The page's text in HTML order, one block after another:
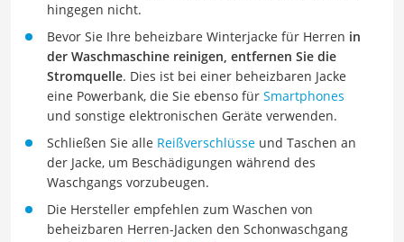
hingegen nicht.
Bevor Sie Ihre beheizbare Winterjacke für Herren in
der Waschmaschine reinigen, entfernen Sie die
Stromquelle. Dies ist bei einer beheizbaren Jacke
eine Powerbank, die Sie ebenso für Smartphones
und sonstige elektronischen Geräte verwenden.
Schließen Sie alle Reißverschlüsse und Taschen an
der Jacke, um Beschädigungen während des
Waschgangs vorzubeugen.
Die Hersteller empfehlen zum Waschen von
beheizbaren Herren-Jacken den Schonwaschgang